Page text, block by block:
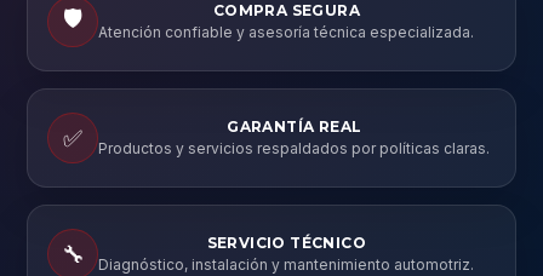
🛡️
COMPRA SEGURA
Atención confiable y asesoría técnica especializada.
✅
GARANTÍA REAL
Productos y servicios respaldados por políticas claras.
🔧
SERVICIO TÉCNICO
Diagnóstico, instalación y mantenimiento automotriz.